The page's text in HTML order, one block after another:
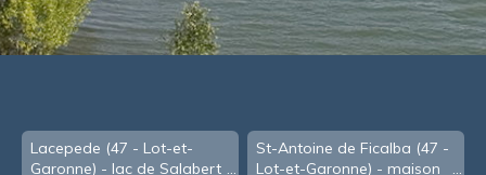
Lacepede (47 - Lot-et-
Garonne) - lac de Salabert
St-Antoine de Ficalba (47 -
Lot-et-Garonne) - maison